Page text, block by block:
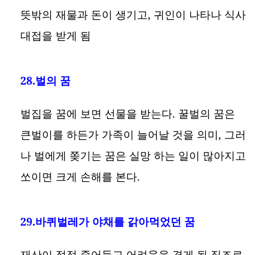
뜻밖의 재물과 돈이 생기고, 귀인이 나타나 식사
대접을 받게 됨
28.벌의 꿈
벌집을 꿈에 보면 선물을 받는다. 꿀벌의 꿈은
큰벌이를 하든가 가족이 늘어날 것을 의미, 그러
나 벌에게 쫒기는 꿈은 실망 하는 일이 많아지고
쏘이면 크게 손해를 본다.
29.바퀴벌레가 야채를 갉아먹었던 꿈